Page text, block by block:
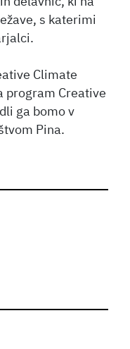
s katerimi
Climate
program Creative
ga bomo v
Pina.